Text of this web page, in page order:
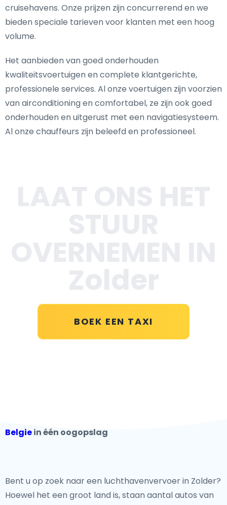
cruisehavens. Onze prijzen zijn concurrerend en we
bieden speciale tarieven voor klanten met een hoog
volume.
Het aanbieden van goed onderhouden
kwaliteitsvoertuigen en complete klantgerichte,
professionele services. Al onze voertuigen zijn voorzien
van airconditioning en comfortabel, ze zijn ook goed
onderhouden en uitgerust met een navigatiesysteem.
Al onze chauffeurs zijn beleefd en professioneel.
BOEK EEN TAXI
Belgiein één oogopslag
Bent u op zoek naar een luchthavenvervoer in Zolder?
Hoewel het een groot land is, staan aantal autos van